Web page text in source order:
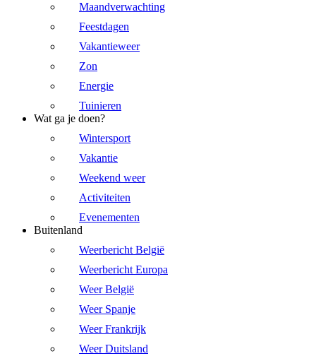
Maandverwachting
Feestdagen
Vakantieweer
Zon
Energie
Tuinieren
Wat ga je doen?
Wintersport
Vakantie
Weekend weer
Activiteiten
Evenementen
Buitenland
Weerbericht België
Weerbericht Europa
Weer België
Weer Spanje
Weer Frankrijk
Weer Duitsland